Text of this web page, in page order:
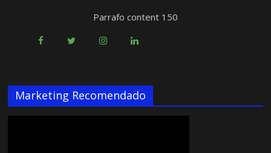
Parrafo content 150
Marketing Recomendado